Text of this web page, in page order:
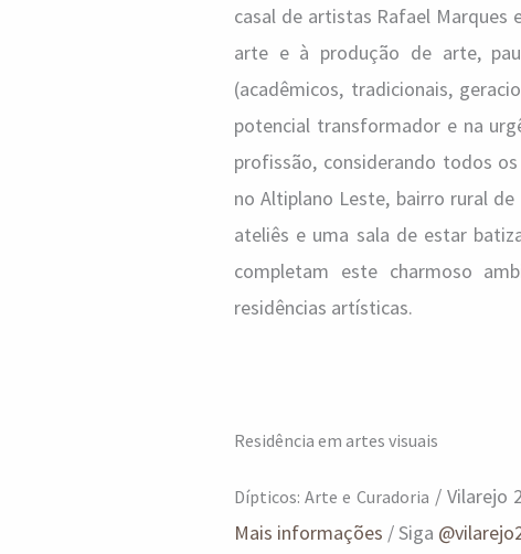
casal de artistas Rafael Marques
arte e à produção de arte,
(acadêmicos, tradicionais,
potencial transformador e na
profissão, considerando todos
no Altiplano Leste, bairro rural
ateliês e uma sala de estar
completam este charmoso
residências artísticas.
Residência em artes visuais
Dípticos: Arte e Curadoria / Vilarejo
Mais informações / Siga